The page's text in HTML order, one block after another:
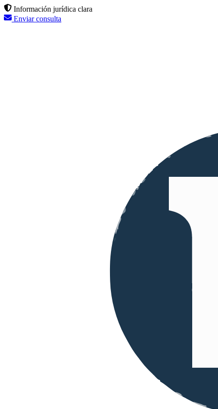
Información jurídica clara
Enviar consulta